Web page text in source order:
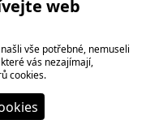
web
vše potřebné, nemuseli
vás nezajímají,
cookies.